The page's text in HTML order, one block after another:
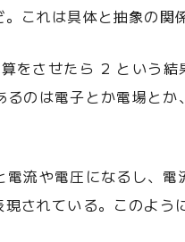
これは具体と抽象の関
をさせたら 2 という
のは電子とか電場と
流や電圧になるし、
されている。このよ